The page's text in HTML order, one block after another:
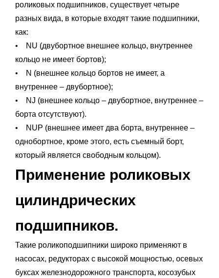
роликовых подшипников, существует четыре
разных вида, в которые входят такие подшипники,
как:
• NU (двубортное внешнее кольцо, внутреннее
кольцо не имеет бортов);
• N (внешнее кольцо бортов не имеет, а
внутреннее – двубортное);
• NJ (внешнее кольцо – двубортное, внутреннее –
борта отсутствуют).
• NUP (внешнее имеет два борта, внутреннее –
однобортное, кроме этого, есть съемный борт,
который является свободным кольцом).
Применение роликовых
цилиндрических
подшипников.
Такие роликоподшипники широко применяют в
насосах, редукторах с высокой мощностью, осевых
буксах железнодорожного транспорта, косозубых